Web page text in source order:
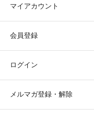
マイアカウント
会員登録
ログイン
メルマガ登録・解除